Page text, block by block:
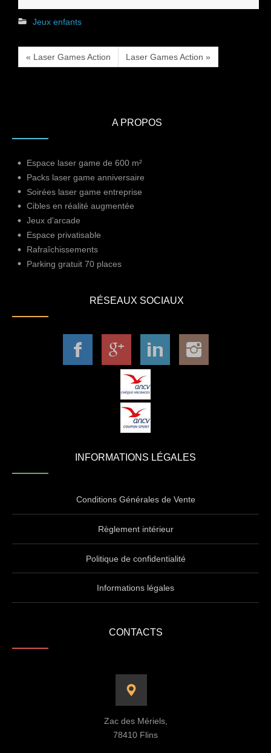
Jeux enfants
« Laser Games Action Laser Games Action »
A PROPOS
Espace laser game de 600 m²
Packs laser game anniversaire
Soirées laser game entreprise
Cibles en réalité augmentée
Jeux d'arcade
Espace privatisable
Rafraîchissements
Parking gratuit 70 places
RÉSEAUX SOCIAUX
INFORMATIONS LÉGALES
Conditions Générales de Vente
Règlement intérieur
Politique de confidentialité
Informations légales
CONTACTS
Zac des Mériels,
78410 Flins